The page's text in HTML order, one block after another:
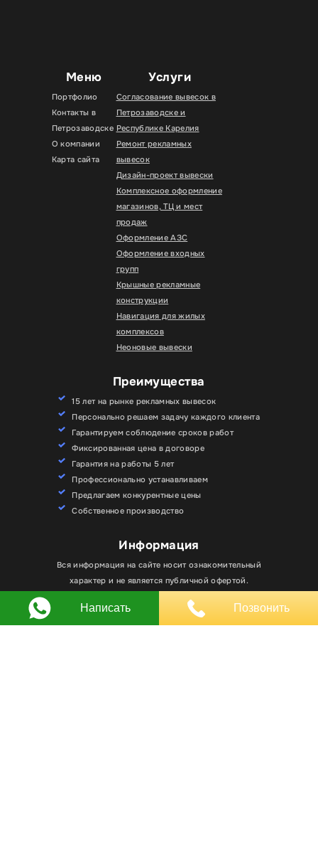
Меню
Портфолио
Контакты в
Петрозаводске
О компании
Карта сайта
Услуги
Согласование вывесок в
Петрозаводске и
Республике Карелия
Ремонт рекламных
вывесок
Дизайн-проект вывески
Комплексное оформление
магазинов, ТЦ и мест
продаж
Оформление АЗС
Оформление входных
групп
Крышные рекламные
конструкции
Навигация для жилых
комплексов
Неоновые вывески
Преимущества
15 лет на рынке рекламных вывесок
Персонально решаем задачу каждого клиента
Гарантируем соблюдение сроков работ
Фиксированная цена в договоре
Гарантия на работы 5 лет
Профессионально устанавливаем
Предлагаем конкурентные цены
Собственное производство
Информация
Вся информация на сайте носит ознакомительный
характер и не является публичной офертой.
Любое использование материалов, элементов
дизайна и оформления, в том числе копирование
файлы cookie. Вы всегда можете отключить файлы
cookie в настройках браузера.
Хорошо
Написать Позвонить